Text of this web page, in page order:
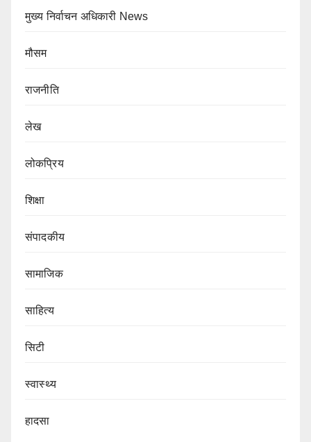
मुख्य निर्वाचन अधिकारी News
मौसम
राजनीति
लेख
लोकप्रिय
शिक्षा
संपादकीय
सामाजिक
साहित्य
सिटी
स्वास्थ्य
हादसा